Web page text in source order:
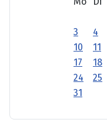
3
4
10
11
17
18
24
25
31